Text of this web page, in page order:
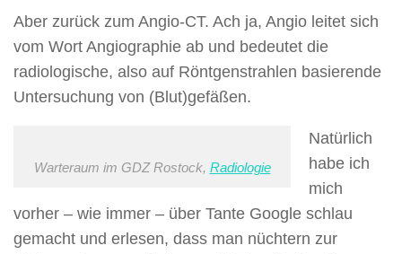
Aber zurück zum Angio-CT. Ach ja, Angio leitet sich
vom Wort Angiographie ab und bedeutet die
radiologische, also auf Röntgenstrahlen basierende
Untersuchung von (Blut)gefäßen.
Warteraum im GDZ Rostock, Radiologie
Natürlich
habe ich
mich
vorher – wie immer – über Tante Google schlau
gemacht und erlesen, dass man nüchtern zur